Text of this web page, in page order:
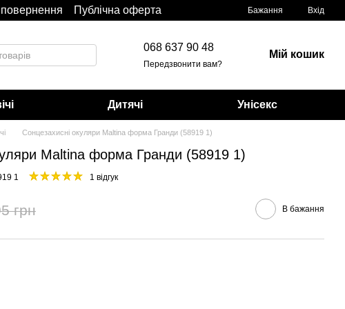
Публічна оферта
Бажання Вхід
068 637 90 48
Передзвонити вам?
Мій кошик
Дитячі Унісекс
Сонцезахисні окуляри Maltina форма Гранди (58919 1)
Maltina форма Гранди (58919 1)
1 1 відгук
грн В бажання